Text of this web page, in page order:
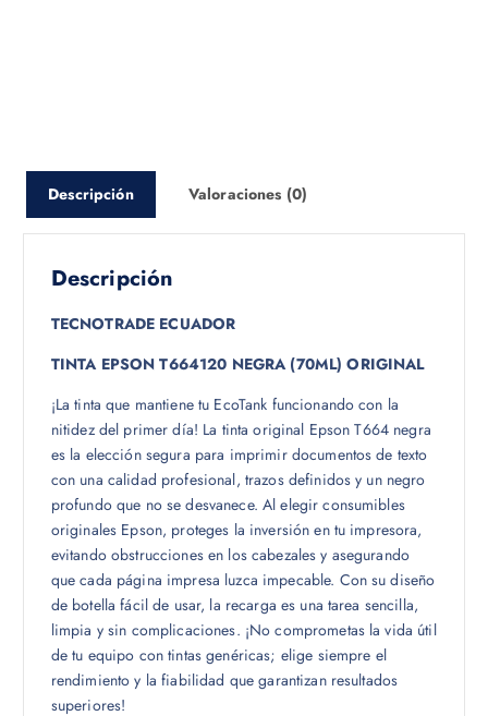
Descripción Valoraciones (0)
Descripción
TECNOTRADE ECUADOR
TINTA EPSON T664120 NEGRA (70ML) ORIGINAL
¡La tinta que mantiene tu EcoTank funcionando con la
nitidez del primer día! La tinta original Epson T664 negra
es la elección segura para imprimir documentos de texto
con una calidad profesional, trazos definidos y un negro
profundo que no se desvanece. Al elegir consumibles
originales Epson, proteges la inversión en tu impresora,
evitando obstrucciones en los cabezales y asegurando
que cada página impresa luzca impecable. Con su diseño
de botella fácil de usar, la recarga es una tarea sencilla,
limpia y sin complicaciones. ¡No comprometas la vida útil
de tu equipo con tintas genéricas; elige siempre el
rendimiento y la fiabilidad que garantizan resultados
superiores!